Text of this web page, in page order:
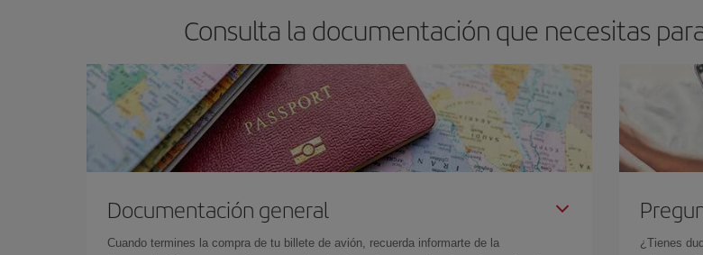
Consulta la documentación que necesitas
Documentación general
Cuando termines la compra de tu billete de avión, recuerda informarte de la
¿Tienes